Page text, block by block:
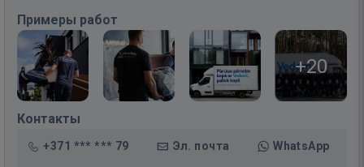
Примеры работ
+20
Контакты
+371 *** *** 79 Эл. почта WhatsApp